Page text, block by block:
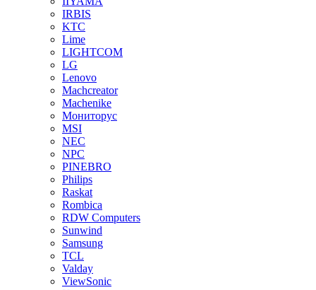
IRBIS
KTC
Lime
LIGHTCOM
LG
Lenovo
Machcreator
Machenike
Мониторус
MSI
NEC
NPC
PINEBRO
Philips
Raskat
Rombica
RDW Computers
Sunwind
Samsung
TCL
Valday
ViewSonic